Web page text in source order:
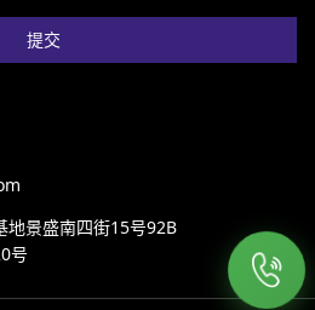
提交
地景盛南四街15号92B
号